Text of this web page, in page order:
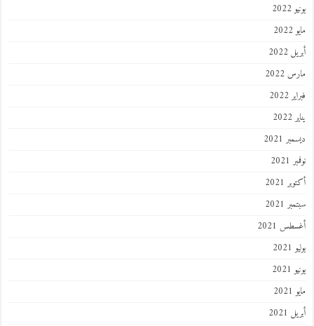
يونيو 2022
مايو 2022
أبريل 2022
مارس 2022
فبراير 2022
يناير 2022
ديسمبر 2021
نوفمبر 2021
أكتوبر 2021
سبتمبر 2021
أغسطس 2021
يوليو 2021
يونيو 2021
مايو 2021
أبريل 2021